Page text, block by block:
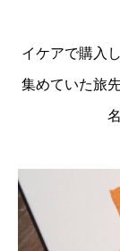
イケアで購入
集めていた旅